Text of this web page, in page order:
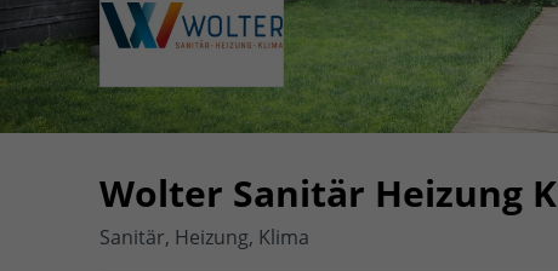
Wolter Sanitär Heizung
Sanitär, Heizung, Klima